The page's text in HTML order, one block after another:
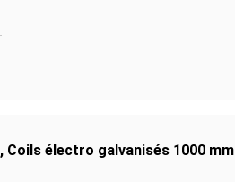
, Coils électro galvanisés 1000 mm